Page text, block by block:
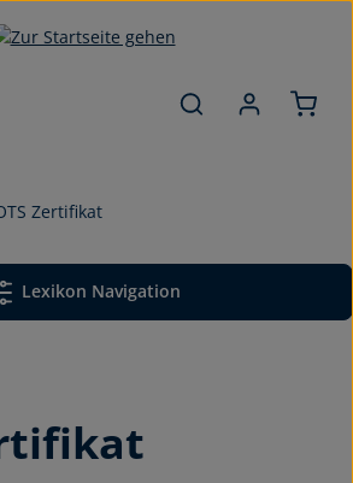
Zertifikat
Lexikon Navigation